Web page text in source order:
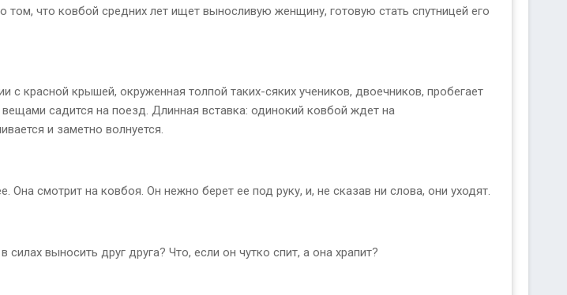
что ковбой средних лет ищет выносливую женщину, готовую стать спутницей его
красной крышей, окруженная толпой таких-сяких учеников, двоечников, пробегает
садится на поезд. Длинная вставка: одинокий ковбой ждет на
и заметно волнуется.
смотрит на ковбоя. Он нежно берет ее под руку, и, не сказав ни слова, они уходят.
выносить друг друга? Что, если он чутко спит, а она храпит?